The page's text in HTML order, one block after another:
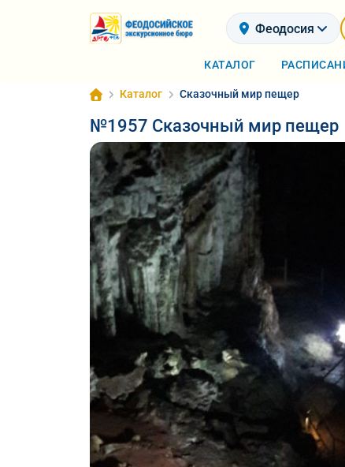
Феодосия
КАТАЛОГ
Каталог Сказочный мир пещер
№1957 Сказочный мир пещер